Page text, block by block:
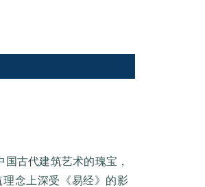
古代建筑艺术的瑰宝，
念上深受《易经》的影